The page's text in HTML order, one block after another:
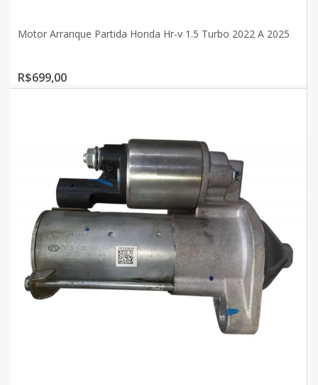
Motor Arranque Partida Honda Hr-v 1.5 Turbo 2022 A 2025
R$699,00